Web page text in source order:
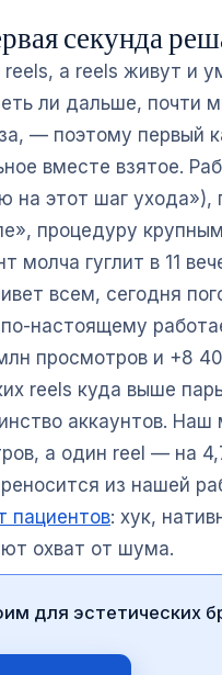
секунда
а reels живут и
ли дальше, почти
— поэтому первый
вместе взятое.
на этот шаг
процедуру
молча гуглит в 11
всем, сегодня
настоящему
просмотров и +8
reels куда выше
аккаунтов.
а один reel — на
из нашей
пациентов: хук,
охват от шума.
для эстетических